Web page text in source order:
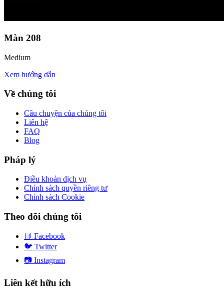
Màn 208
Medium
Xem hướng dẫn
Về chúng tôi
Câu chuyện của chúng tôi
Liên hệ
FAQ
Blog
Pháp lý
Điều khoản dịch vụ
Chính sách quyền riêng tư
Chính sách Cookie
Theo dõi chúng tôi
📘 Facebook
🐦 Twitter
📷 Instagram
Liên kết hữu ích